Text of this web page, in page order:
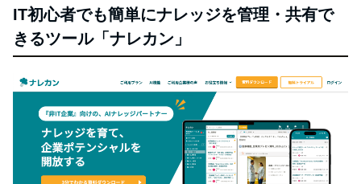
IT初心者でも簡単にナレッジを管理・共有で
きるツール「ナレカン」